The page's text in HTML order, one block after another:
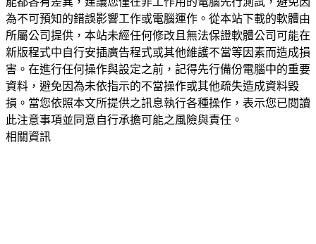
為不可預知的錯誤影響工作或電腦運作。從本站下載的軟體由
所屬公司提供，本站未經任何修改且無法保證軟體公司可能在
新版程式中自行安插廣告程式或其他維護不當等因素而造成損
害。在進行任何操作與設定之前，記得先行備份電腦中的重要
資料，避免因為未依指示的不當操作或其他疏失造成資料毀
損。當您依照本文所提供之訊息執行各種操作，表示您已閱讀
此注意事項並同意自行承擔可能之風險與責任。
相關資訊